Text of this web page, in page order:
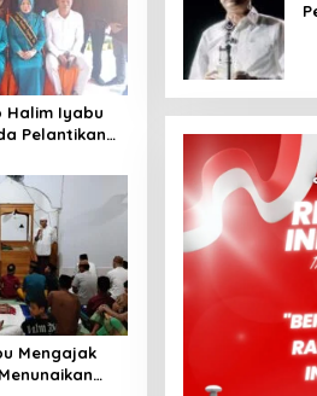
Halim Iyabu
Pelantikan
Mengajak